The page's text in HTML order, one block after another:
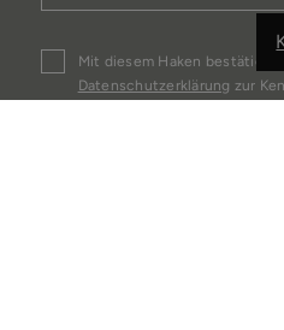
Mit diesem Haken bestätigen
Datenschutzerklärung zur